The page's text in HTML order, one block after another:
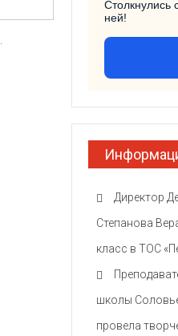
ней!
Директор
Степанова
класс в ТОС
школы
провела